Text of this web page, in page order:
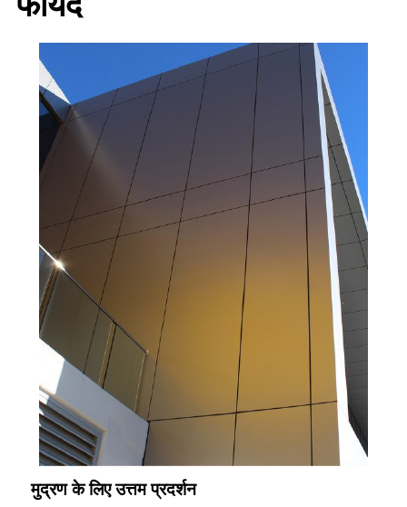
मुद्रण के लिए उत्तम प्रदर्शन